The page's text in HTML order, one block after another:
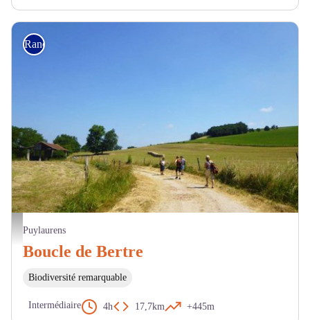
Randonneurs - CDRP
Randonnée
Puylaurens
Boucle de Bertre
Biodiversité remarquable
Intermédiaire 4h 17,7km +445m